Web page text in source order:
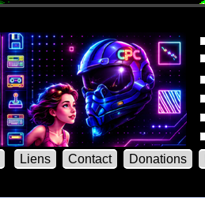
Liens Contact Donations